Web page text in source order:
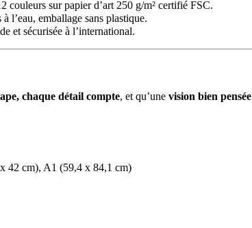
couleurs sur papier d’art 250 g/m² certifié FSC.
l’eau, emballage sans plastique.
et sécurisée à l’international.
chaque détail compte, et qu’une vision bien pensée
42 cm), A1 (59,4 x 84,1 cm)